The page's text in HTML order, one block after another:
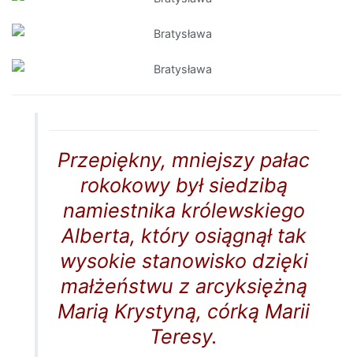
Przepiękny, mniejszy pałac
rokokowy był siedzibą
namiestnika królewskiego
Alberta, który osiągnął tak
wysokie stanowisko dzięki
małżeństwu z arcyksiężną
Marią Krystyną, córką Marii
Teresy.